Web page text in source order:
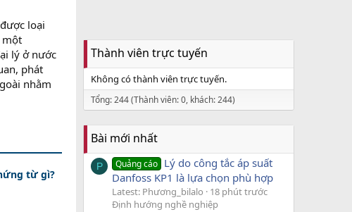
loại
một
lý ở nước
phát
nhằm
từ gì?
Thành viên trực tuyến
Không có thành viên trực tuyến.
Tổng: 244 (Thành viên: 0, khách: 244)
Bài mới nhất
P Quảng cáo Lý do công tắc áp suất
Danfoss KP1 là lựa chọn phù hợp
Latest: Phương_bilalo
18 phút trước
Định hướng nghề nghiệp